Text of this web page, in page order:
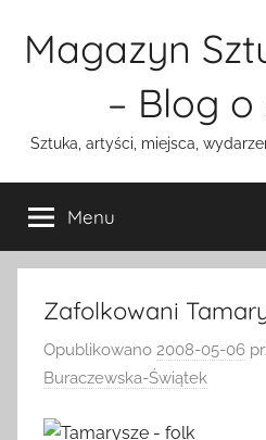
Magazyn
– Blog o
Sztuka, artyści, miejsca,
Menu
Zafolkowani
Opublikowano 2008-05-06
Buraczewska-Świątek